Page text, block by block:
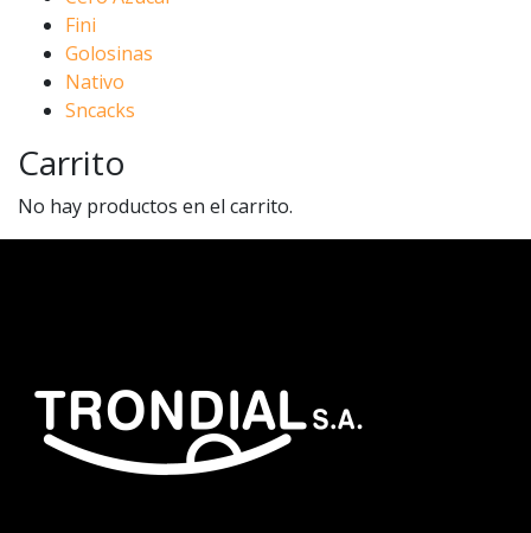
Fini
Golosinas
Nativo
Sncacks
Carrito
No hay productos en el carrito.